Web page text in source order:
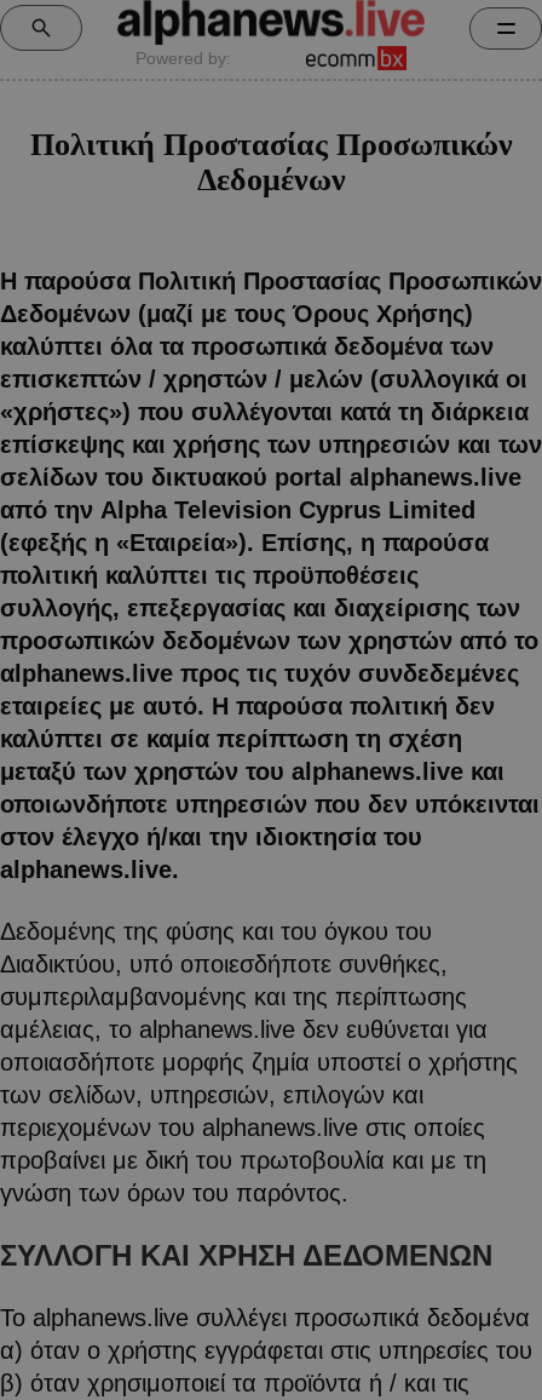
Powered by:
Πολιτική Προστασίας Προσωπικών
Δεδομένων
Η παρούσα Πολιτική Προστασίας Προσωπικών
Δεδομένων (μαζί με τους Όρους Χρήσης)
καλύπτει όλα τα προσωπικά δεδομένα των
επισκεπτών / χρηστών / μελών (συλλογικά οι
«χρήστες») που συλλέγονται κατά τη διάρκεια
επίσκεψης και χρήσης των υπηρεσιών και των
σελίδων του δικτυακού portal alphanews.live
από την Alpha Television Cyprus Limited
(εφεξής η «Εταιρεία»). Επίσης, η παρούσα
πολιτική καλύπτει τις προϋποθέσεις
συλλογής, επεξεργασίας και διαχείρισης των
προσωπικών δεδομένων των χρηστών από το
αlphanews.live προς τις τυχόν συνδεδεμένες
εταιρείες με αυτό. Η παρούσα πολιτική δεν
καλύπτει σε καμία περίπτωση τη σχέση
μεταξύ των χρηστών του alphanews.live και
οποιωνδήποτε υπηρεσιών που δεν υπόκεινται
στον έλεγχο ή/και την ιδιοκτησία του
alphanews.live.
Δεδομένης της φύσης και του όγκου του
Διαδικτύου, υπό οποιεσδήποτε συνθήκες,
συμπεριλαμβανομένης και της περίπτωσης
αμέλειας, το alphanews.live δεν ευθύνεται για
οποιασδήποτε μορφής ζημία υποστεί ο χρήστης
των σελίδων, υπηρεσιών, επιλογών και
περιεχομένων του alphanews.live στις οποίες
προβαίνει με δική του πρωτοβουλία και με τη
γνώση των όρων του παρόντος.
ΣΥΛΛΟΓΗ ΚΑΙ ΧΡΗΣΗ ΔΕΔΟΜΕΝΩΝ
Το alphanews.live συλλέγει προσωπικά δεδομένα
α) όταν ο χρήστης εγγράφεται στις υπηρεσίες του
β) όταν χρησιμοποιεί τα προϊόντα ή / και τις